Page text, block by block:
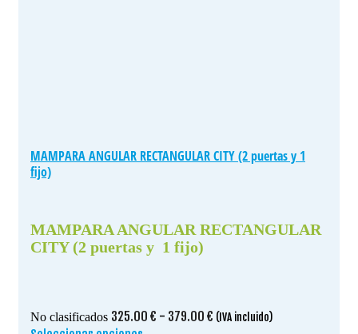
MAMPARA ANGULAR RECTANGULAR CITY (2 puertas y 1
fijo)
MAMPARA ANGULAR RECTANGULAR
CITY (2 puertas y 1 fijo)
No clasificados 325.00 € - 379.00 € Rango
(IVA incluido)